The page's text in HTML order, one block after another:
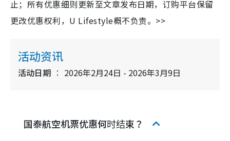
止；所有优惠细则更新至文章发布日期，订购平台保留
更改优惠权利，U Lifestyle概不负责。>>
活动资讯
活动日期 2026年2月24日 - 2026年3月9日
国泰航空机票优惠何时结束？